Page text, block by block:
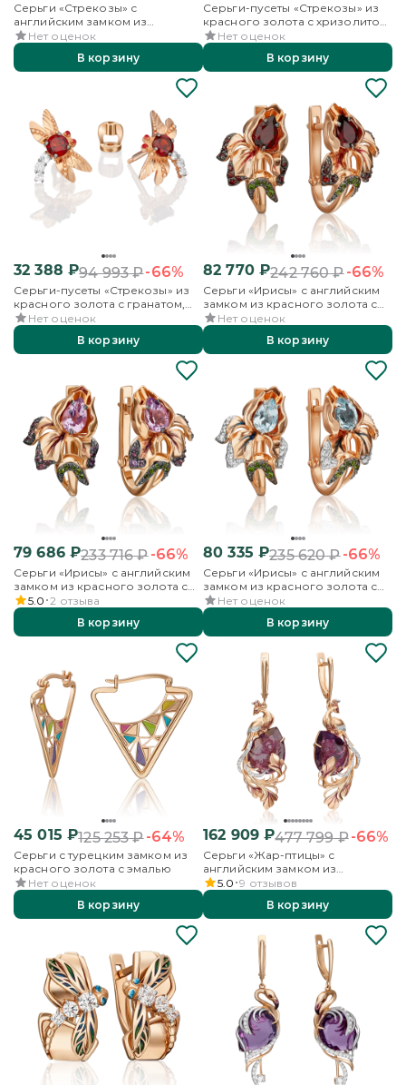
Серьги «Стрекозы» с
английским замком из
красного золота с гранатом и
эмалью
Нет оценок
В корзину
Серьги-пусеты «Стрекозы» из
красного золота с хризолитом,
бесцветными топазами и
эмалью
Нет оценок
В корзину
32 388 ₽94 993₽-66%
Серьги-пусеты «Стрекозы» из
красного золота с гранатом,
бесцветными топазами и
эмалью
Нет оценок
В корзину
82 770₽242 760₽-66%
Серьги «Ирисы» с английским
замком из красного золота с
гранатами, хромдиопсидами и
эмалью
Нет оценок
В корзину
79 686₽233 716₽-66%
Серьги «Ирисы» с английским
замком из красного золота с
аметистами, хромдиопсидами и
эмалью
5.0 2 отзыва
В корзину
80 335 ₽235 620₽-66%
Серьги «Ирисы» с английским
замком из красного золота с
миксом камней и эмалью
Нет оценок
В корзину
45 015 ₽125 253₽-64%
Серьги с турецким замком из
красного золота с эмалью
Нет оценок
В корзину
162 909 ₽477 799₽-66%
Серьги «Жар-птицы» с
английским замком из
красного золота с аметистом,
бесцветными топазами и
эмалью
5.0 9 отзывов
В корзину